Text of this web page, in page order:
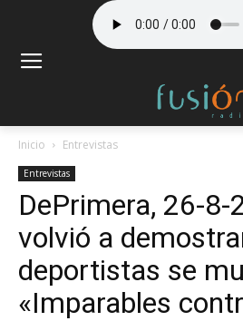
Inicio Entrevistas
Entrevistas
DePrimera, 26-8-
volvió a
deportistas se
«Imparables